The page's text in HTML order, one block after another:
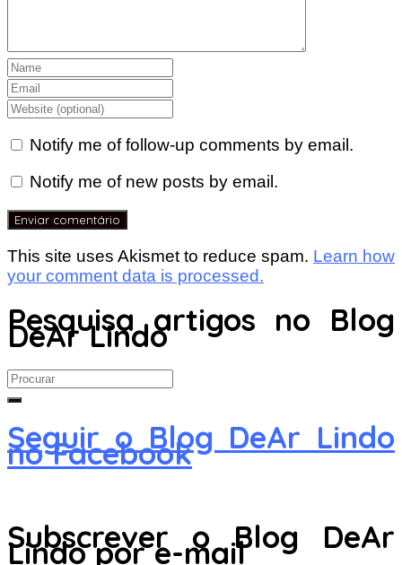
Notify me of follow-up comments by email.
Notify me of new posts by email.
This site uses Akismet to reduce spam. Learn how
your comment data is processed.
Pesquisa artigos no Blog
DeAr Lindo
Search
for:
Seguir o Blog DeAr Lindo
no Facebook
Subscrever o Blog DeAr
Lindo por e-mail